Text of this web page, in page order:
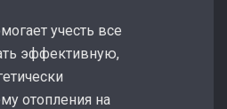
учесть все
эффективную,
отопления на